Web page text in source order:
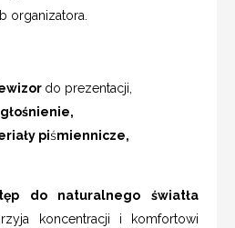
organizatora.
do prezentacji,
piśmiennicze,
do naturalnego światła
koncentracji i komfortowi